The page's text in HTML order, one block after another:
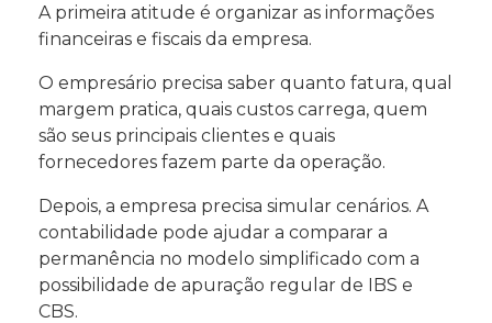
A primeira atitude é organizar as informações
financeiras e fiscais da empresa.
O empresário precisa saber quanto fatura, qual
margem pratica, quais custos carrega, quem
são seus principais clientes e quais
fornecedores fazem parte da operação.
Depois, a empresa precisa simular cenários. A
contabilidade pode ajudar a comparar a
permanência no modelo simplificado com a
possibilidade de apuração regular de IBS e
CBS.